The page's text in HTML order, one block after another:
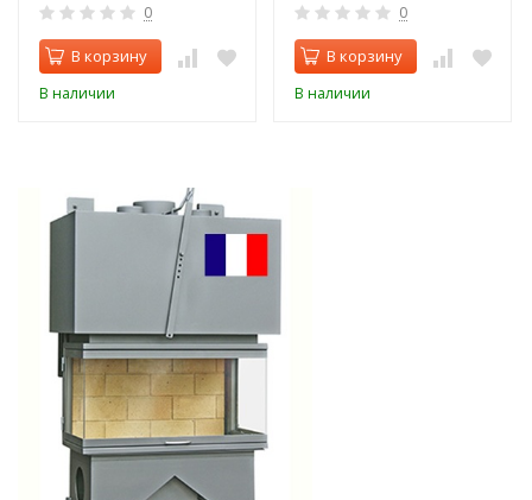
0
В корзину
В наличии
0
В корзину
В наличии